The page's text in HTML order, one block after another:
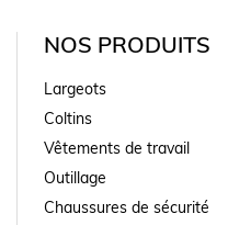
NOS PRODUITS
Largeots
Coltins
Vêtements de travail
Outillage
Chaussures de sécurité